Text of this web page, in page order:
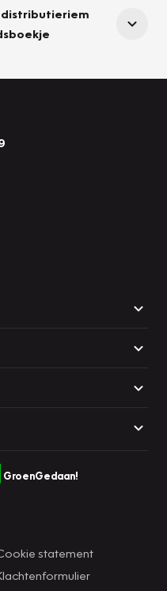
distributieriem
GroenGedaan!
statement